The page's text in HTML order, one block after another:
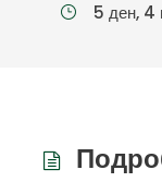
5 ден, 4